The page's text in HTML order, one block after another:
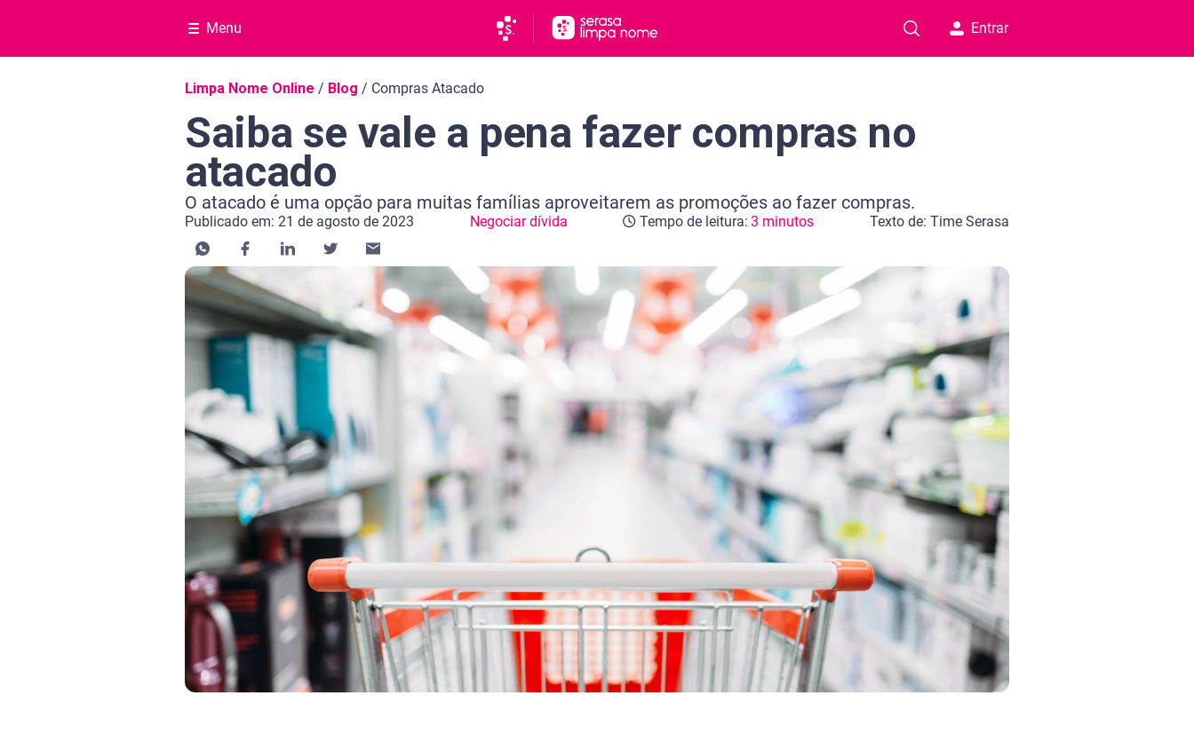
Menu Entrar
Navegação do blog
Limpa Nome Online / Blog / Compras Atacado
Saiba se vale a pena fazer compras no
atacado
O atacado é uma opção para muitas famílias aproveitarem as promoções ao fazer compras.
Publicado em: 21 de agosto de 2023 Negociar dívida
Categoria Negociar dívida Tempo de leitura: 3 minutos
Tempo de leitura: 3 minutos Texto de: Time Serasa